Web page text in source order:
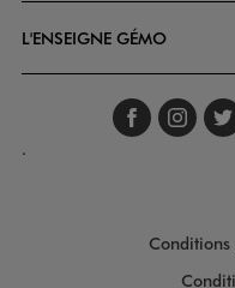
L'ENSEIGNE GÉMO
.